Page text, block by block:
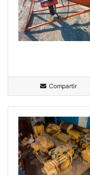
Compartir